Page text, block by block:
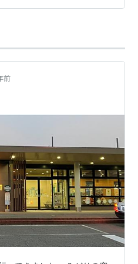
る状況。 キハ110の…
前